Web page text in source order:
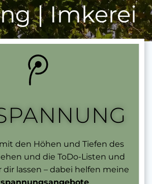
| Imkerei
den Höhen und Tiefen des
und die ToDo-Listen und
lassen – dabei helfen meine